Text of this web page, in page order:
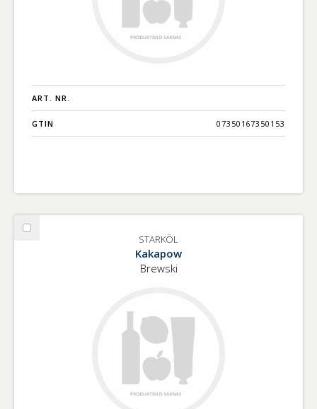
ART. NR.
GTIN 07350167350153
Välj
STARKÖL
Kakapow
Brewski